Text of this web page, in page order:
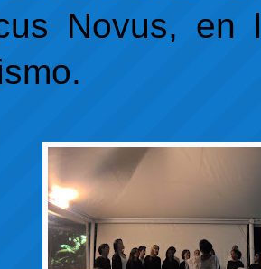
Novus, en